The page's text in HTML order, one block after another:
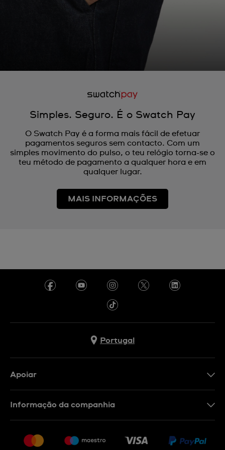
Simples. Seguro. É o Swatch Pay
O Swatch Pay é a forma mais fácil de efetuar
pagamentos seguros sem contacto. Com um
simples movimento do pulso, o teu relógio torna-se o
teu método de pagamento a qualquer hora e em
qualquer lugar.
MAIS INFORMAÇÕES
Portugal
Apoiar
Rescindir o contrato
Informação da companhia
Carreiras